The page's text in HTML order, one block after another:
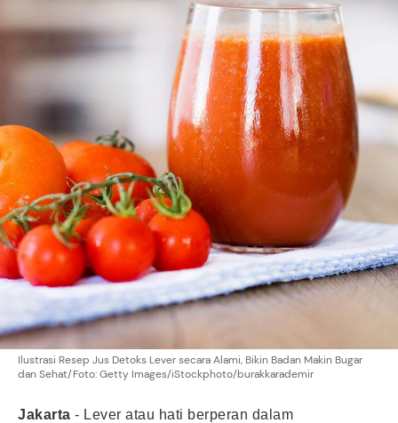
Ilustrasi Resep Jus Detoks Lever secara Alami, Bikin Badan Makin Bugar
dan Sehat/Foto: Getty Images/iStockphoto/burakkarademir
Jakarta - Lever atau hati berperan dalam